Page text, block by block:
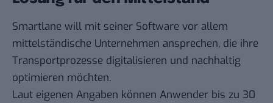
Smartlane will mit seiner Software vor allem
mittelständische Unternehmen ansprechen, die ihre
Transportprozesse digitalisieren und nachhaltig
optimieren möchten.
Laut eigenen Angaben können Anwender bis zu 30